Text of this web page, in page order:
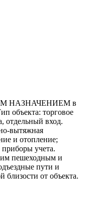
НАЗНАЧЕНИЕМ в
объекта: торговое
отдельный вход.
вытяжная
и отопление;
учета.
пешеходным и
пути и
близости от объекта.